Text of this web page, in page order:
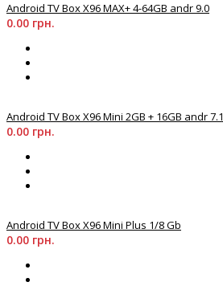
Android TV Box X96 MAX+ 4-64GB andr 9.0
0.00 грн.
Android TV Box X96 Mini 2GB + 16GB andr 7.1
0.00 грн.
Android TV Box X96 Mini Plus 1/8 Gb
0.00 грн.